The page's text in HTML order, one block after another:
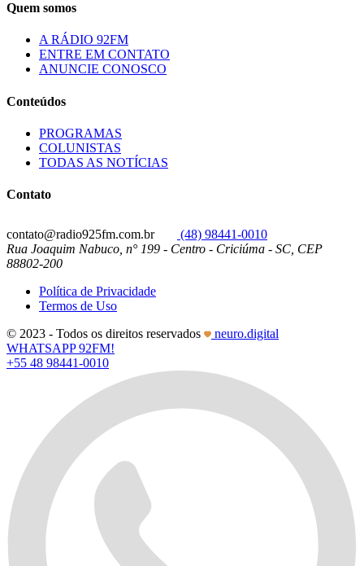
Quem somos
A RÁDIO 92FM
ENTRE EM CONTATO
ANUNCIE CONOSCO
Conteúdos
PROGRAMAS
COLUNISTAS
TODAS AS NOTÍCIAS
Contato
contato@radio925fm.com.br
(48) 98441-0010
Rua Joaquim Nabuco, n° 199 - Centro - Criciúma - SC, CEP
88802-200
Política de Privacidade
Termos de Uso
© 2023 - Todos os direitos reservados
neuro.digital
WHATSAPP 92FM!
+55 48 98441-0010